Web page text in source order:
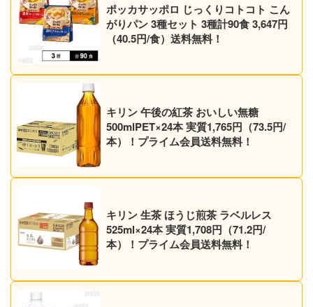
ポッカサッポロ じっくりコトコト こん
がりパン 3種セット 3種計90食 3,647円
（40.5円/食）送料無料！
キリン 午後の紅茶 おいしい無糖
500mlPET×24本 実質1,765円（73.5円/
本）！プライム会員送料無料！
キリン 生茶 ほうじ煎茶 ラベルレス
525ml×24本 実質1,708円（71.2円/
本）！プライム会員送料無料！